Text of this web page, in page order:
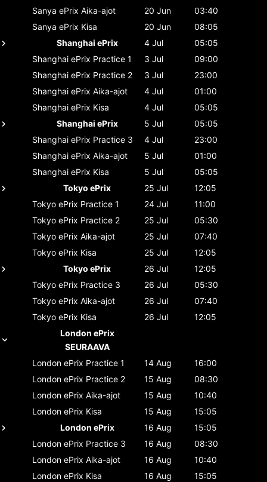
Sanya ePrix Aika-ajot 20 Jun
03:40
Sanya ePrix Kisa 20 Jun
08:05
Shanghai ePrix
4 Jul
05:05
Shanghai ePrix Practice 1 3 Jul
09:00
Shanghai ePrix Practice 2 3 Jul
23:00
Shanghai ePrix Aika-ajot 4 Jul
01:00
Shanghai ePrix Kisa 4 Jul
05:05
Shanghai ePrix
5 Jul
05:05
Shanghai ePrix Practice 3 4 Jul
23:00
Shanghai ePrix Aika-ajot 5 Jul
01:00
Shanghai ePrix Kisa 5 Jul
05:05
Tokyo ePrix
25 Jul
12:05
Tokyo ePrix Practice 1 24 Jul
11:00
Tokyo ePrix Practice 2 25 Jul
05:30
Tokyo ePrix Aika-ajot 25 Jul
07:40
Tokyo ePrix Kisa 25 Jul
12:05
Tokyo ePrix
26 Jul
12:05
Tokyo ePrix Practice 3 26 Jul
05:30
Tokyo ePrix Aika-ajot 26 Jul
07:40
Tokyo ePrix Kisa 26 Jul
12:05
London ePrix
SEURAAVA
London ePrix Practice 1 14 Aug
16:00
London ePrix Practice 2 15 Aug
08:30
London ePrix Aika-ajot 15 Aug
10:40
London ePrix Kisa 15 Aug
15:05
London ePrix
16 Aug
15:05
London ePrix Practice 3 16 Aug
08:30
London ePrix Aika-ajot 16 Aug
10:40
London ePrix Kisa 16 Aug 15:05